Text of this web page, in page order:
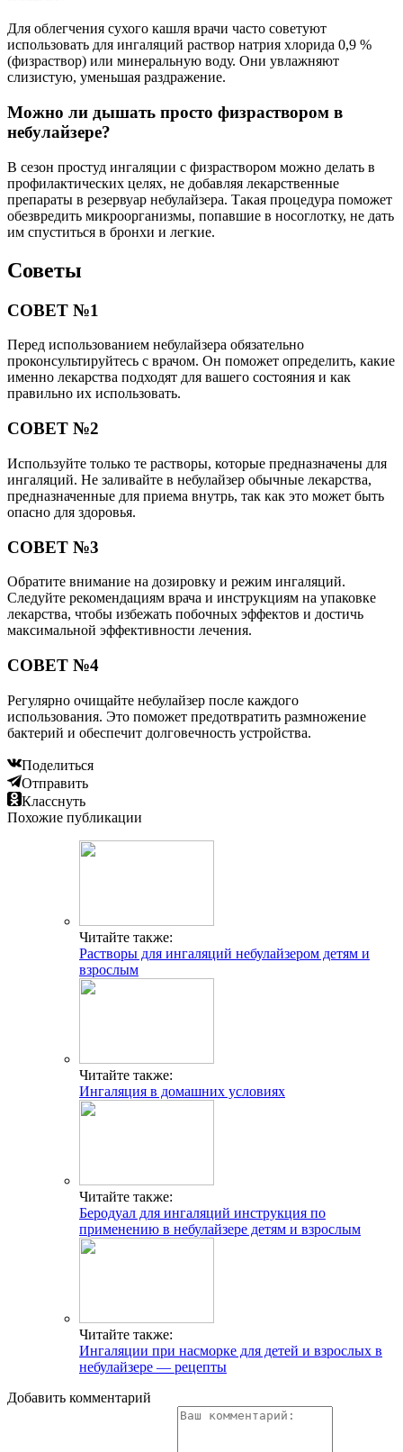
Для облегчения сухого кашля врачи часто советуют
использовать для ингаляций раствор натрия хлорида 0,9 %
(физраствор) или минеральную воду. Они увлажняют
слизистую, уменьшая раздражение.
Можно ли дышать просто физраствором в
небулайзере?
В сезон простуд ингаляции с физраствором можно делать в
профилактических целях, не добавляя лекарственные
препараты в резервуар небулайзера. Такая процедура поможет
обезвредить микроорганизмы, попавшие в носоглотку, не дать
им спуститься в бронхи и легкие.
Советы
СОВЕТ №1
Перед использованием небулайзера обязательно
проконсультируйтесь с врачом. Он поможет определить, какие
именно лекарства подходят для вашего состояния и как
правильно их использовать.
СОВЕТ №2
Используйте только те растворы, которые предназначены для
ингаляций. Не заливайте в небулайзер обычные лекарства,
предназначенные для приема внутрь, так как это может быть
опасно для здоровья.
СОВЕТ №3
Обратите внимание на дозировку и режим ингаляций.
Следуйте рекомендациям врача и инструкциям на упаковке
лекарства, чтобы избежать побочных эффектов и достичь
максимальной эффективности лечения.
СОВЕТ №4
Регулярно очищайте небулайзер после каждого
использования. Это поможет предотвратить размножение
бактерий и обеспечит долговечность устройства.
Поделиться
Отправить
Класснуть
Похожие публикации
Читайте также:
Растворы для ингаляций небулайзером детям и
взрослым
Читайте также:
Ингаляция в домашних условиях
Читайте также:
Беродуал для ингаляций инструкция по
применению в небулайзере детям и взрослым
Читайте также:
Ингаляции при насморке для детей и взрослых в
небулайзере — рецепты
Добавить комментарий